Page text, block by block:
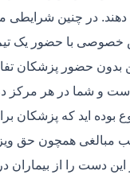
دهند. در چنین
خصوصی با حضور یک
بدون حضور پزشکان
و شما در هر مرکز
بوده اید که پزشکان
مبالغی همچون حق
این دست را از بیماران